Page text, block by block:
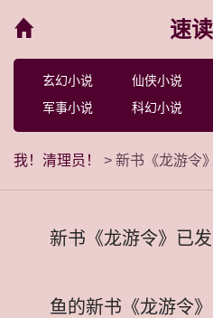
速
玄幻小说 仙侠小说
军事小说
科幻小说
我！清理员！ > 新书《龙游令
新书《龙游令》已发
鱼的新书《龙游令